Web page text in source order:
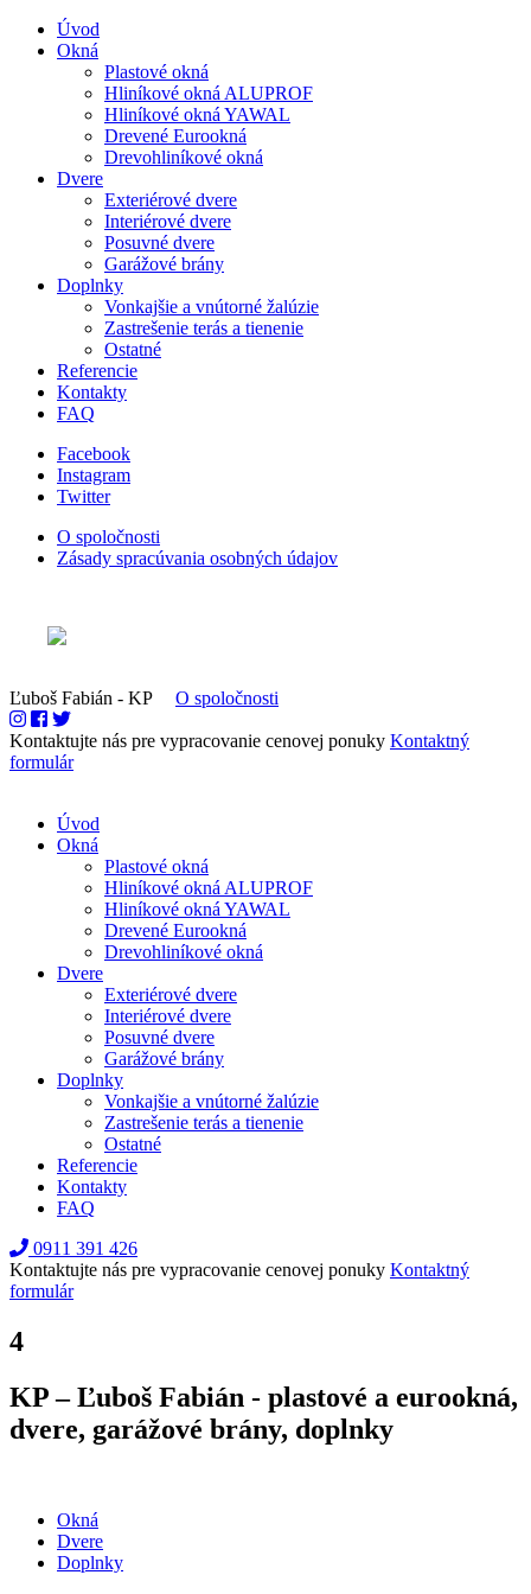
Úvod
Okná
Plastové okná
Hliníkové okná ALUPROF
Hliníkové okná YAWAL
Drevené Eurookná
Drevohliníkové okná
Dvere
Exteriérové dvere
Interiérové dvere
Posuvné dvere
Garážové brány
Doplnky
Vonkajšie a vnútorné žalúzie
Zastrešenie terás a tienenie
Ostatné
Referencie
Kontakty
FAQ
Facebook
Instagram
Twitter
O spoločnosti
Zásady spracúvania osobných údajov
Ľuboš Fabián - KP O spoločnosti
Kontaktujte nás pre vypracovanie cenovej ponuky Kontaktný
formulár
Úvod
Okná
Plastové okná
Hliníkové okná ALUPROF
Hliníkové okná YAWAL
Drevené Eurookná
Drevohliníkové okná
Dvere
Exteriérové dvere
Interiérové dvere
Posuvné dvere
Garážové brány
Doplnky
Vonkajšie a vnútorné žalúzie
Zastrešenie terás a tienenie
Ostatné
Referencie
Kontakty
FAQ
0911 391 426
Kontaktujte nás pre vypracovanie cenovej ponuky Kontaktný
formulár
4
KP – Ľuboš Fabián - plastové a eurookná,
dvere, garážové brány, doplnky
Okná
Dvere
Doplnky